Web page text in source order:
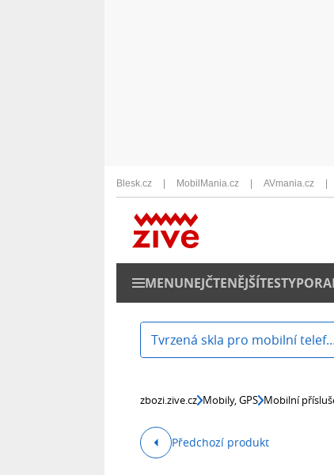
Blesk.cz MobilMania.cz AVmania.cz
MENUNEJČTENĚJŠÍTESTY
Tvrzená skla pro
zbozi.zive.cz Mobily, GPS Mobilní
Předchozí produkt